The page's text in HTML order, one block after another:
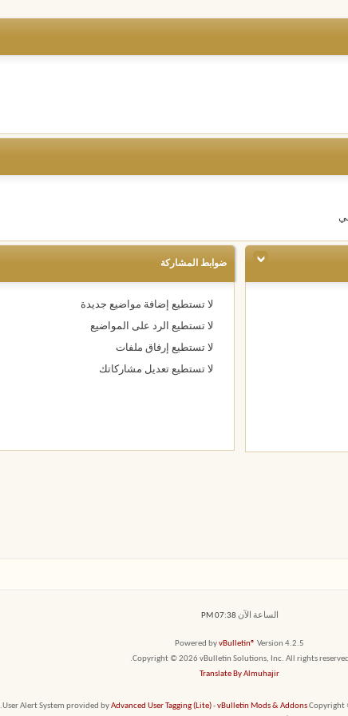
ضوابط المشاركة
لا تستطيع إضافة مواضيع جديدة
لا تستطيع الرد على المواضيع
لا تستطيع إرفاق ملفات
لا تستطيع تعديل مشاركاتك
الساعة الآن 07:38 PM
Powered byvBulletin® Version 4.2.5
Copyright © 2026 vBulletin Solutions, Inc. All rights reserved.
Translate By Almuhajir
User Alert System provided byAdvanced User Tagging (Lite)-vBulletin Mods & AddonsCopyright